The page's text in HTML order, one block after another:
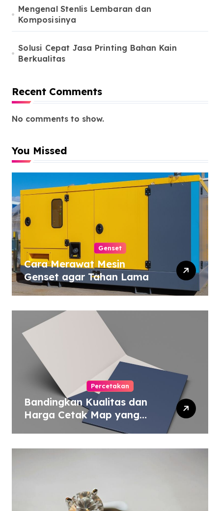
Mengenal Stenlis Lembaran dan
Komposisinya
Solusi Cepat Jasa Printing Bahan Kain
Berkualitas
Recent Comments
No comments to show.
You Missed
Genset
Cara Merawat Mesin
Genset agar Tahan Lama
Percetakan
Bandingkan Kualitas dan
Harga Cetak Map yang
Murah atau Mahal